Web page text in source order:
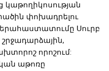
կաթողիկոսության
փոխադրելու
Սուրբ
որոշում:
աթոռը